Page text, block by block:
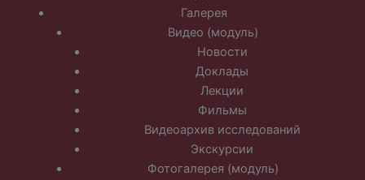
Галерея
Видео (модуль)
Новости
Доклады
Лекции
Фильмы
Видеоархив исследований
Экскурсии
Фотогалерея (модуль)